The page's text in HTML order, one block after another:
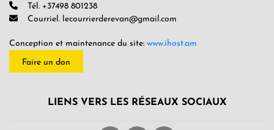
Tél. +37498 801238
Courriel. lecourrierderevan@gmail.com
Conception et maintenance du site: www.ihost.am
Faire un don
LIENS VERS LES RÉSEAUX SOCIAUX